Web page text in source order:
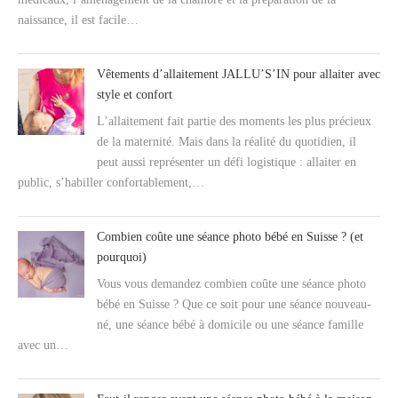
naissance, il est facile…
Vêtements d’allaitement JALLU’S’IN pour allaiter avec
style et confort
L’allaitement fait partie des moments les plus précieux
de la maternité. Mais dans la réalité du quotidien, il
peut aussi représenter un défi logistique : allaiter en
public, s’habiller confortablement,…
Combien coûte une séance photo bébé en Suisse ? (et
pourquoi)
Vous vous demandez combien coûte une séance photo
bébé en Suisse ? Que ce soit pour une séance nouveau-
né, une séance bébé à domicile ou une séance famille
avec un…